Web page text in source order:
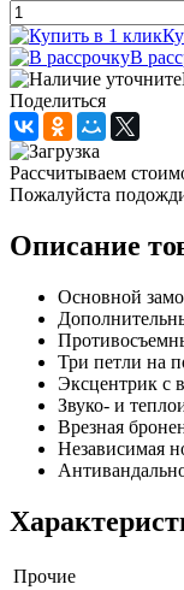
В
Поделиться
Рассчитываем
Пожалуйста
Описание
Основной
Три петли на
Эксцентрик с
Звуко- и
Врезная
Независимая
Прочие